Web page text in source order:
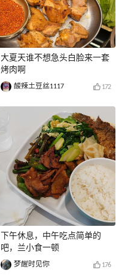
大夏天谁不想急头白脸来一套
烤肉啊
酸辣土豆丝1117 172
下午休息，中午吃点简单的
吧，兰小食一顿
梦醒时见你 176